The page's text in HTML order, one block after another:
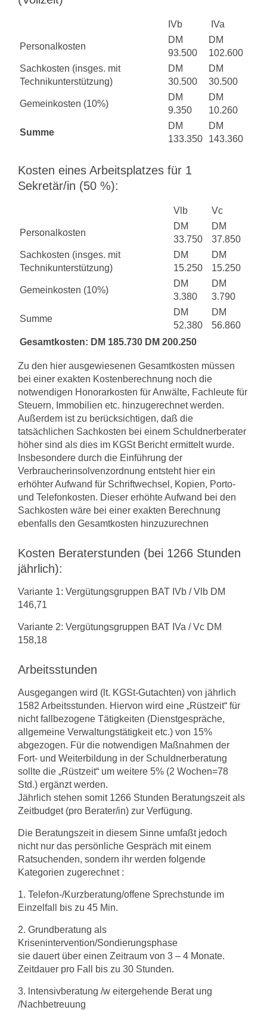
IVb IVa
Personalkosten
DM
93.500
DM
102.600
Sachkosten (insges. mit
Technikunterstützung)
DM
30.500
DM
30.500
Gemeinkosten (10%)
DM
9.350
DM
10.260
Summe
DM
133.350
DM
143.360
Kosten eines Arbeitsplatzes für 1
Sekretär/in (50 %):
Vlb Vc
Personalkosten
DM
33.750
DM
37.850
Sachkosten (insges. mit
Technikunterstützung)
DM
15.250
DM
15.250
Gemeinkosten (10%)
DM
3.380
DM
3.790
Summe
DM
52.380
DM
56.860
Gesamtkosten: DM 185.730 DM 200.250
Zu den hier ausgewiesenen Gesamtkosten müssen
bei einer exakten Kostenberech­nung noch die
notwendigen Honorarkosten für Anwälte, Fachleute für
Steuern, Immobilien etc. hinzugerechnet werden.
Außerdem ist zu berücksichtigen, daß die
tatsächlichen Sachkosten bei einem Schuldnerberater
höher sind als dies im KGSt­ Bericht ermittelt wurde.
Insbesondere durch die Einführung der
Verbraucherinsol­venzordnung entsteht hier ein
erhöhter Aufwand für Schriftwechsel, Kopien, Porto­
und Telefonkosten. Dieser erhöhte Aufwand bei den
Sachkosten wäre bei einer ex­akten Berechnung
ebenfalls den Gesamtkosten hinzuzurechnen
Kosten Beraterstunden (bei 1266 Stunden
jährlich):
Variante 1: Vergütungsgruppen BAT IVb / Vlb DM
146,71
Variante 2: Vergütungsgruppen BAT IVa / Vc DM
158,18
Arbeitsstunden
Ausgegangen wird (lt. KGSt-Gutachten) von jährlich
1582 Arbeitsstunden. Hiervon wird eine „Rüstzeit“ für
nicht fallbezogene Tätigkeiten (Dienstgespräche,
allgemei­ne Verwaltungstätigkeit etc.) von 15%
abgezogen. Für die notwendigen Maßnah­men der
Fort- und Weiterbildung in der Schuldnerberatung
sollte die „Rüstzeit“ um weitere 5% (2 Wochen=78
Std.) ergänzt werden.
Jährlich stehen somit 1266 Stunden Beratungszeit als
Zeitbudget (pro Berater/in) zur Verfügung.
Die Beratungszeit in diesem Sinne umfaßt jedoch
nicht nur das persönliche Ge­spräch mit einem
Ratsuchenden, sondern ihr werden folgende
Kategorien zuge­rechnet :
1. Telefon-/Kurzberatung/offene Sprechstunde im
Einzelfall bis zu 45 Min.
2. Grundberatung als
Krisenintervention/Sondierungsphase
sie dauert über einen Zeitraum von 3 – 4 Monate.
Zeitdauer pro Fall bis zu 30 Stunden.
3. lntensivberatung /w eitergehende Berat ung
/Nachbetreuung